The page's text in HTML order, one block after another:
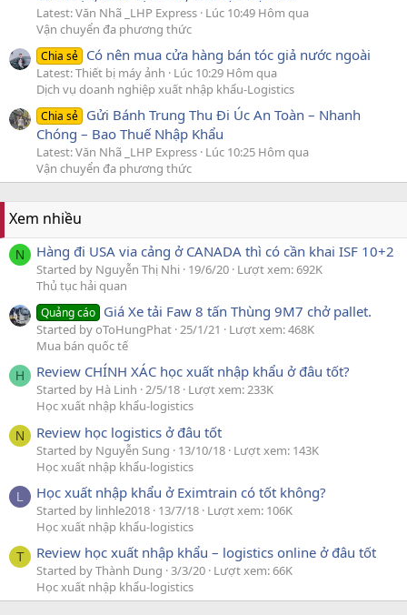
Latest: Văn Nhã _LHP Express Lúc 10:49 Hôm qua
Vận chuyển đa phương thức
Chia sẻ Có nên mua cửa hàng bán tóc giả nước ngoài
Latest: Thiết bị máy ảnh
Lúc 10:29 Hôm qua
Dịch vụ doanh nghiệp xuất nhập khẩu-Logistics
Chia sẻ Gửi Bánh Trung Thu Đi Úc An Toàn – Nhanh
Chóng – Bao Thuế Nhập Khẩu
Latest: Văn Nhã _LHP Express Lúc 10:25 Hôm qua
Vận chuyển đa phương thức
Xem nhiều
N Hàng đi USA via cảng ở CANADA thì có cần khai ISF 10+2
Started by Nguyễn Thị Nhi 19/6/20 Lượt xem: 692K
Thủ tục hải quan
Quảng cáo Giá Xe tải Faw 8 tấn Thùng 9M7 chở pallet.
Started by oToHungPhat 25/1/21
Lượt xem: 468K
Mua bán quốc tế
H Review CHÍNH XÁC học xuất nhập khẩu ở đâu tốt?
Started by Hà Linh 2/5/18 Lượt xem: 233K
Học xuất nhập khẩu-logistics
N Review học logistics ở đâu tốt
Started by Nguyễn Sung 13/10/18 Lượt xem: 143K
Học xuất nhập khẩu-logistics
L Học xuất nhập khẩu ở Eximtrain có tốt không?
Started by linhle2018 13/7/18 Lượt xem: 106K
Học xuất nhập khẩu-logistics
T Review học xuất nhập khẩu – logistics online ở đâu tốt
Started by Thành Dung 3/3/20 Lượt xem: 66K
Học xuất nhập khẩu-logistics